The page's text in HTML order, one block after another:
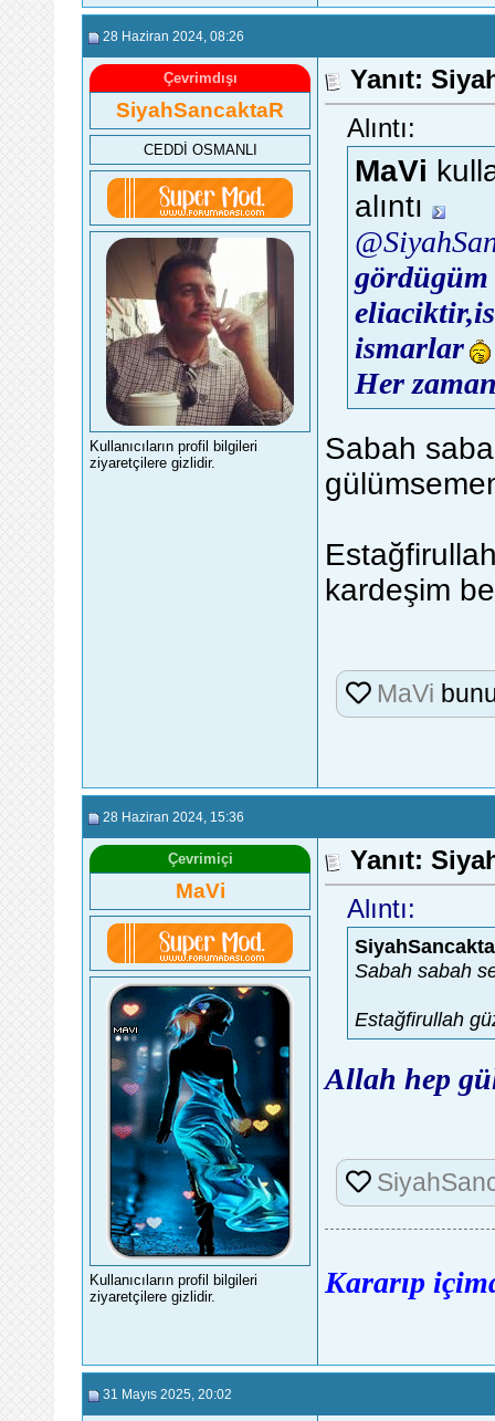
28 Haziran 2024 , 08:26
Çevrimdışı
SiyahSancaktaR
CEDDİ OSMANLI
Kullanıcıların profil bilgileri
ziyaretçilere gizlidir.
Yanıt:
Alıntı:
MaVi
alıntı
ismarlar
Her
Sabah
kardeşim
MaVi
28 Haziran 2024 , 15:36
Çevrimiçi
MaVi
Kullanıcıların profil bilgileri
ziyaretçilere gizlidir.
Yanıt:
Alıntı:
Sabah sabah
Estağfirullah
Allah hep
Kararıp
31 Mayıs 2025 , 20:02